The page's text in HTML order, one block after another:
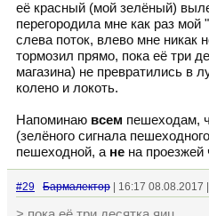
её красный (мой зелёный)
перегородила мне как раз
слева поток, влево мне никак
тормозил прямо, пока её три
магазина) не превратились в
колено и локоть.
Напоминаю всем пешеходам,
(зелёного сигнала
пешеходной, а не на проезжей
#29 Бармалектор | 16:17 08.08.2017